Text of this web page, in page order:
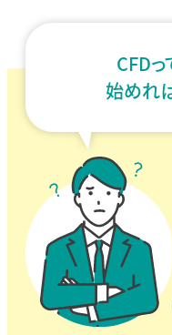
CFD
始めれ